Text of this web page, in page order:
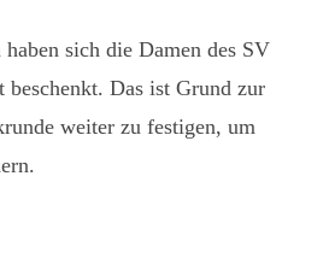
sich die Damen des SV
beschenkt. Das ist Grund zur
weiter zu festigen, um